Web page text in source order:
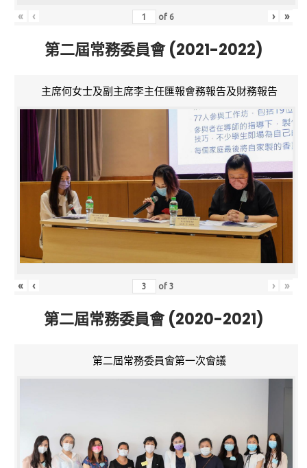
« ‹ of 6 › »
第二屆常務委員會 (2021-2022)
主席何女士及副主席李主任匯報會務報告及財務報告
« ‹ of3 › »
第二屆常務委員會 (2020-2021)
第二屆常務委員會第一次會議